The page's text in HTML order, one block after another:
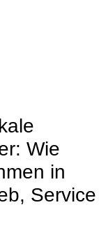
Wie
in
Service